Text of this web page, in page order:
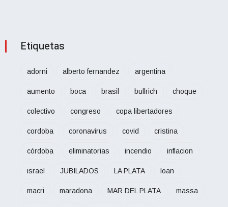
Etiquetas
adorni alberto fernandez argentina
aumento boca brasil bullrich choque
colectivo congreso copa libertadores
cordoba coronavirus covid cristina
córdoba eliminatorias incendio inflacion
israel JUBILADOS LA PLATA loan
macri maradona MAR DEL PLATA massa